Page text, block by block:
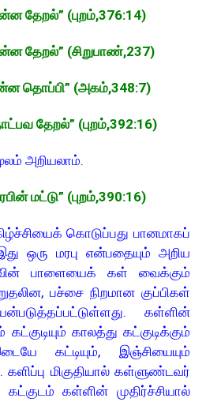
தேறல்” (புறம்,376:14)
தேறல்” (சிறுபாண்,237)
தொப்பி” (அகம்,348:7)
தேறல்” (புறம்,392:16)
அறியலாம்.
மட்டு” (புறம்,390:16)
கொடுப்பது பானமாகப்
ஒரு மரபு என்பதையும் அறிய
பாளையைக் கள் வைக்கும்
பச்சை நிறமான குப்பிகள்
கள்ளின்
காலத்து கட்குடிக்கும்
கட்டியும், இஞ்சியையும்
களிப்பு மிகுதியால் கள்ளுண்டவர்
கள்ளின் முதிர்ச்சியால்